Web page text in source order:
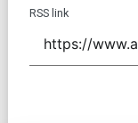
RSS link